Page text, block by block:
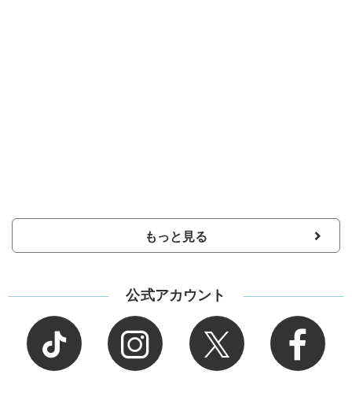
もっと見る
公式アカウント